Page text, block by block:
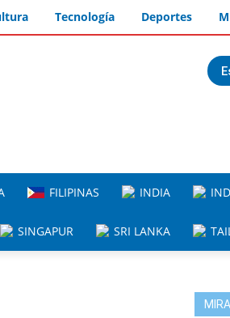
Tecnología Deportes
FILIPINAS INDIA
SINGAPUR SRI LANKA